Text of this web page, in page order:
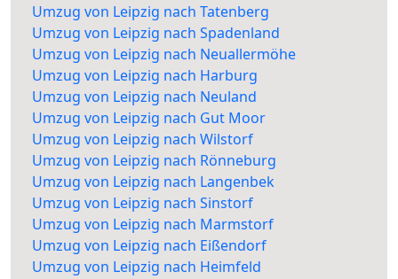
Umzug von Leipzig nach Tatenberg
Umzug von Leipzig nach Spadenland
Umzug von Leipzig nach Neuallermöhe
Umzug von Leipzig nach Harburg
Umzug von Leipzig nach Neuland
Umzug von Leipzig nach Gut Moor
Umzug von Leipzig nach Wilstorf
Umzug von Leipzig nach Rönneburg
Umzug von Leipzig nach Langenbek
Umzug von Leipzig nach Sinstorf
Umzug von Leipzig nach Marmstorf
Umzug von Leipzig nach Eißendorf
Umzug von Leipzig nach Heimfeld